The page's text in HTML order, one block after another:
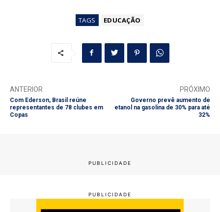
TAGS EDUCAÇÃO
ANTERIOR
Com Ederson, Brasil reúne
representantes de 78 clubes em
Copas
PRÓXIMO
Governo prevê aumento de
etanol na gasolina de 30% para até
32%